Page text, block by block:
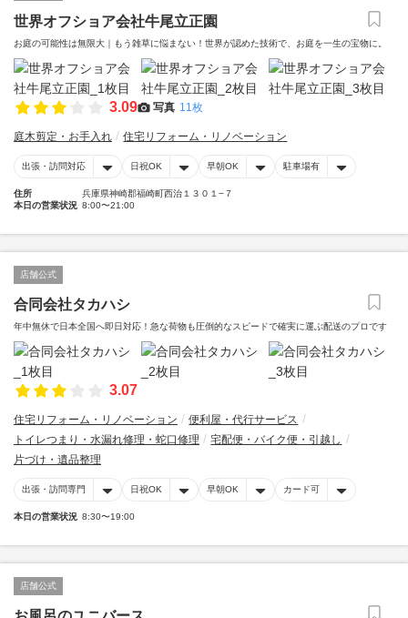
世界オフショア会社牛尾立正園
お庭の可能性は無限大｜もう雑草に悩まない！世界が認めた技術で、お庭を一生の宝物に。
3.09 写真 11枚
庭木剪定・お手入れ 住宅リフォーム・リノベーション
出張・訪問対応 日祝OK 早朝OK 駐車場有
住所
兵庫県神崎郡福崎町西治１３０１−７
本日の営業状況 8:00〜21:00
店舗公式
合同会社タカハシ
年中無休で日本全国へ即日対応！急な荷物も圧倒的なスピードで確実に運ぶ配送のプロです
3.07
住宅リフォーム・リノベーション
便利屋・代行サービス
トイレつまり・水漏れ修理・蛇口修理
宅配便・バイク便・引越し
片づけ・遺品整理
出張・訪問専門 日祝OK 早朝OK カード可
本日の営業状況 8:30〜19:00
店舗公式